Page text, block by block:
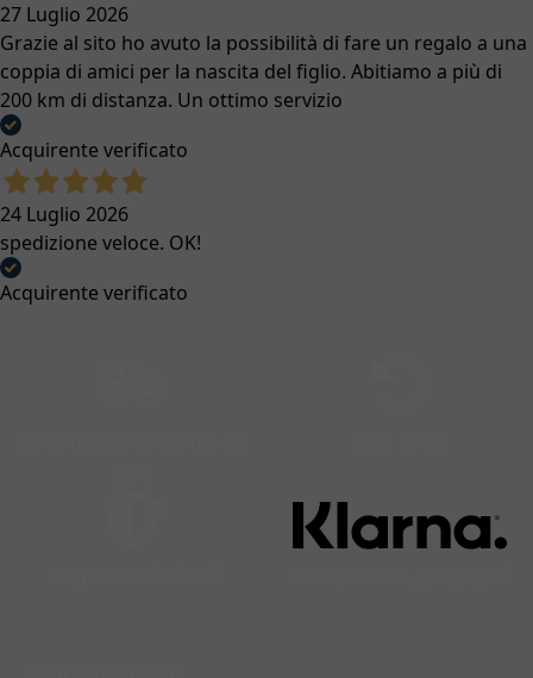
27 Luglio 2026
Grazie al sito ho avuto la possibilità di fare un regalo a una
coppia di amici per la nascita del figlio. Abitiamo a più di
200 km di distanza. Un ottimo servizio
Acquirente verificato
24 Luglio 2026
spedizione veloce. OK!
Acquirente verificato